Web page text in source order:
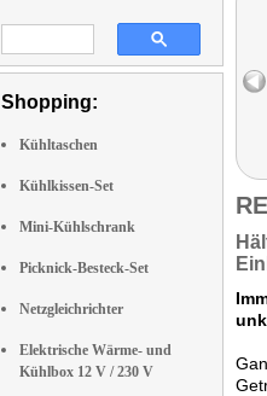
Shopping:
Kühltaschen
Kühlkissen-Set
Mini-Kühlschrank
Picknick-Besteck-Set
Netzgleichrichter
Elektrische Wärme- und
Kühlbox 12 V / 230 V